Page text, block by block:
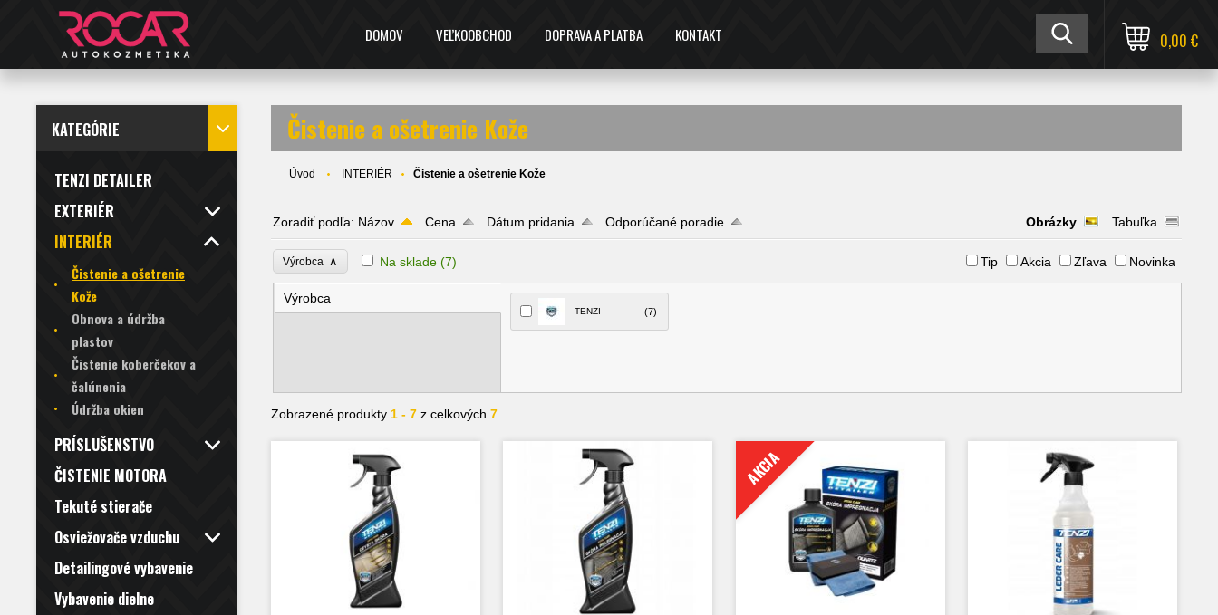
DOMOV VEĽKOOBCHOD DOPRAVA A PLATBA KONTAKT 0,00 €
KATEGÓRIE
TENZI DETAILER
EXTERIÉR
INTERIÉR
Čistenie a ošetrenie
Kože
Obnova a údržba
plastov
Čistenie koberčekov a
čalúnenia
Údržba okien
PRÍSLUŠENSTVO
ČISTENIE MOTORA
Tekuté stierače
Osviežovače vzduchu
Detailingové vybavenie
Vybavenie dielne
Čistenie a ošetrenie Kože
Úvod INTERIÉR Čistenie a ošetrenie Kože
Zoradiť podľa: Názov Cena Dátum pridania Odporúčané poradie Obrázky Tabuľka
Výrobca ∧ Na sklade (7) Tip Akcia Zľava Novinka
Výrobca
TENZI (7)
Zobrazené produkty 1 - 7 z celkových7
AKCIA